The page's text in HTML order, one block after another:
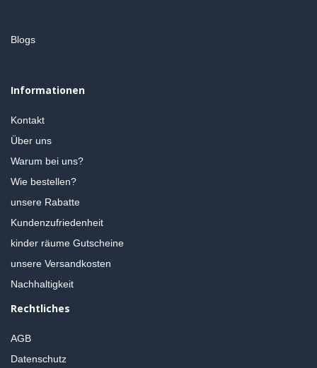
Blogs
Informationen
Kontakt
Über uns
Warum bei uns?
Wie bestellen?
unsere Rabatte
Kundenzufriedenheit
kinder räume Gutscheine
unsere Versandkosten
Nachhaltigkeit
Rechtliches
AGB
Datenschutz